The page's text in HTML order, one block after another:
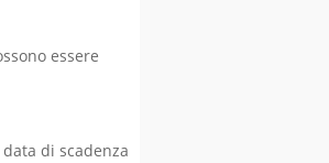
essere
di scadenza